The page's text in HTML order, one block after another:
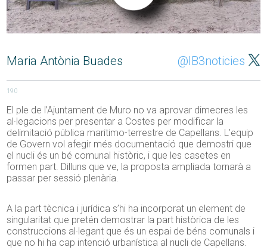
Maria Antònia Buades @IB3noticies
190
El ple de l’Ajuntament de Muro no va aprovar dimecres les
al·legacions per presentar a Costes per modificar la
delimitació pública maritimo-terrestre de Capellans. L’equip
de Govern vol afegir més documentació que demostri que
el nucli és un bé comunal històric, i que les casetes en
formen part. Dilluns que ve, la proposta ampliada tornarà a
passar per sessió plenària.
A la part tècnica i jurídica s’hi ha incorporat un element de
singularitat que pretén demostrar la part històrica de les
construccions al·legant que és un espai de béns comunals i
que no hi ha cap intenció urbanística al nucli de Capellans.